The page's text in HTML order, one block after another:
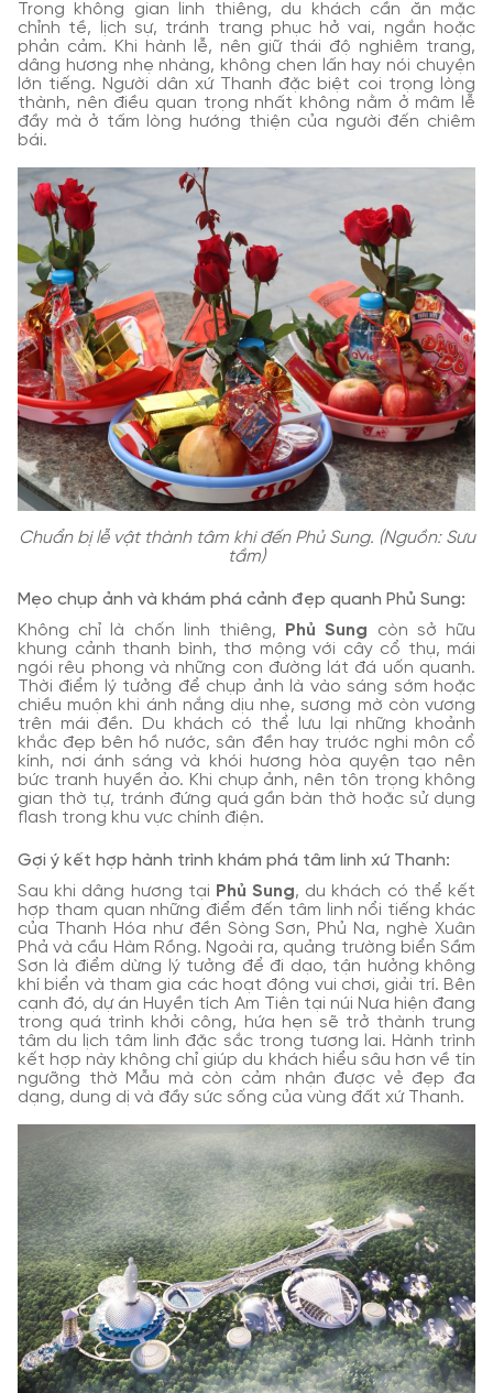
Trong không gian linh thiêng, du khách cần ăn mặc
chỉnh tề, lịch sự, tránh trang phục hở vai, ngắn hoặc
phản cảm. Khi hành lễ, nên giữ thái độ nghiêm trang,
dâng hương nhẹ nhàng, không chen lấn hay nói chuyện
lớn tiếng. Người dân xứ Thanh đặc biệt coi trọng lòng
thành, nên điều quan trọng nhất không nằm ở mâm lễ
đầy mà ở tấm lòng hướng thiện của người đến chiêm
bái.
Chuẩn bị lễ vật thành tâm khi đến Phủ Sung. (Nguồn: Sưu
tầm)
Mẹo chụp ảnh và khám phá cảnh đẹp quanh Phủ Sung:
Không chỉ là chốn linh thiêng,
Phủ Sung còn sở hữu
khung cảnh thanh bình, thơ mộng với cây cổ thụ, mái
ngói rêu phong và những con đường lát đá uốn quanh.
Thời điểm lý tưởng để chụp ảnh là vào sáng sớm hoặc
chiều muộn khi ánh nắng dịu nhẹ, sương mờ còn vương
trên mái đền. Du khách có thể lưu lại những khoảnh
khắc đẹp bên hồ nước, sân đền hay trước nghi môn cổ
kính, nơi ánh sáng và khói hương hòa quyện tạo nên
bức tranh huyền ảo. Khi chụp ảnh, nên tôn trọng không
gian thờ tự, tránh đứng quá gần bàn thờ hoặc sử dụng
flash trong khu vực chính điện.
Gợi ý kết hợp hành trình khám phá tâm linh xứ Thanh:
Sau khi dâng hương tại Phủ Sung, du khách có thể kết
hợp tham quan những điểm đến tâm linh nổi tiếng khác
của Thanh Hóa như đền Sòng Sơn, Phủ Na, nghè Xuân
Phả và cầu Hàm Rồng. Ngoài ra, quảng trường biển Sầm
Sơn là điểm dừng lý tưởng để đi dạo, tận hưởng không
khí biển và tham gia các hoạt động vui chơi, giải trí. Bên
cạnh đó, dự án Huyền tích Am Tiên tại núi Nưa hiện đang
trong quá trình khởi công, hứa hẹn sẽ trở thành trung
tâm du lịch tâm linh đặc sắc trong tương lai. Hành trình
kết hợp này không chỉ giúp du khách hiểu sâu hơn về tín
ngưỡng thờ Mẫu mà còn cảm nhận được vẻ đẹp đa
dạng, dung dị và đầy sức sống của vùng đất xứ Thanh.